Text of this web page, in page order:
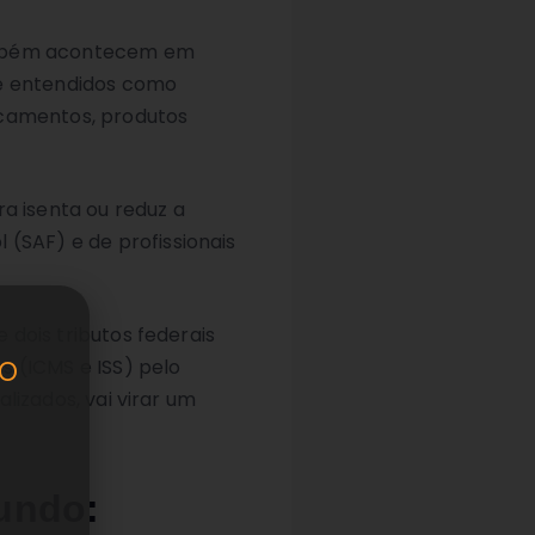
acontecem em
entendidos como
produtos
isenta ou reduz a
e de profissionais
dois tributos federais
(ICMS e ISS) pelo
vai virar um